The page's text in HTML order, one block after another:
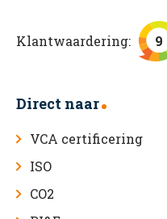
Klantwaardering: 9
Direct naar
VCA certificering
ISO
CO2